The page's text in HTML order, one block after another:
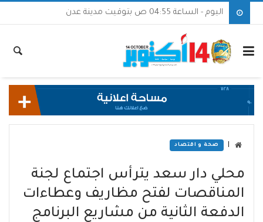
اليوم - الساعة 04:55 ص بتوقيت مدينة عدن
صحة و اقتصاد
محلي دار سعد يترأس اجتماع لجنة
المناقصات لفتح مظاريف وعطاءات
الدفعة الثانية من مشاريع البرنامج